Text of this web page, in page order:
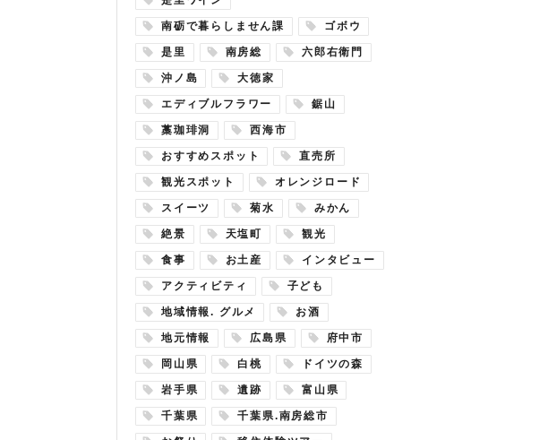
南砺で暮らしません課 ゴボウ
是里 南房総 六郎右衛門
沖ノ島 大徳家
エディブルフラワー 鋸山
藁珈琲洞 西海市
おすすめスポット 直売所
観光スポット オレンジロード
スイーツ 菊水 みかん
絶景 天塩町 観光
食事 お土産 インタビュー
アクティビティ 子ども
地域情報. グルメ お酒
地元情報 広島県 府中市
岡山県 白桃 ドイツの森
岩手県 遺跡 富山県
千葉県 千葉県.南房総市